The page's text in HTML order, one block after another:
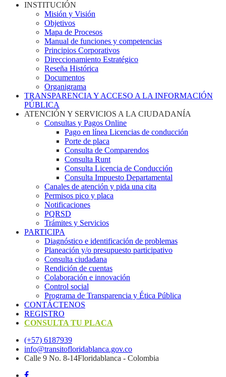
INSTITUCIÓN
Misión y Visión
Objetivos
Mapa de Procesos
Manual de funciones y competencias
Principios Corporativos
Direccionamiento Estratégico
Reseña Histórica
Documentos
Organigrama
TRANSPARENCIA Y ACCESO A LA INFORMACIÓN
PÚBLICA
ATENCIÓN Y SERVICIOS A LA CIUDADANÍA
Consultas y Pagos Online
Pago en línea Licencias de conducción
Porte de placa
Consulta de Comparendos
Consulta Runt
Consulta Licencia de Conducción
Consulta Impuesto Departamental
Canales de atención y pida una cita
Permisos pico y placa
Notificaciones
PQRSD
Trámites y Servicios
PARTICIPA
Diagnóstico e identificación de problemas
Planeación y/o presupuesto participativo​
Consulta ciudadana
Rendición de cuentas
Colaboración e innovación
Control social
Programa de Transparencia y Ética Pública
CONTÁCTENOS
REGISTRO
CONSULTA TU PLACA
(+57) 6187939
info@transitofloridablanca.gov.co
Calle 9 No. 8-14Floridablanca - Colombia